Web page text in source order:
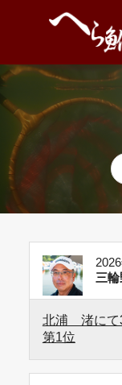
三輪
北浦 渚にて
第1位